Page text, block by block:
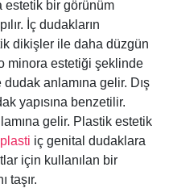
estetik bir görünüm
İç dudakların
dikişler ile daha düzgün
minora estetiği şeklinde
anlamına gelir. Dış
yapısına benzetilir.
gelir. Plastik estetik
iç genital dudaklara
için kullanılan bir
taşır.